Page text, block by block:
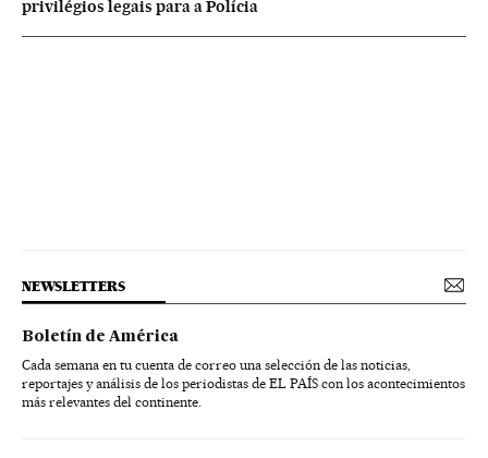
privilégios legais para a Polícia
NEWSLETTERS
Boletín de América
Cada semana en tu cuenta de correo una selección de las noticias,
reportajes y análisis de los periodistas de EL PAÍS con los acontecimientos
más relevantes del continente.